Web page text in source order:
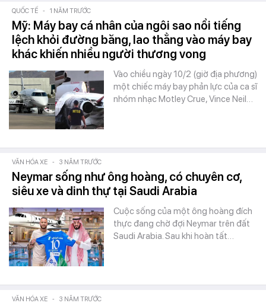
QUỐC TẾ - 1 NĂM TRƯỚC
Mỹ: Máy bay cá nhân của ngôi sao nổi tiếng
lệch khỏi đường băng, lao thẳng vào máy bay
khác khiến nhiều người thương vong
Vào chiều ngày 10/2 (giờ địa phương)
một chiếc máy bay phản lực của ca sĩ
nhóm nhạc Motley Crue, Vince Neil…
VĂN HÓA XE - 3 NĂM TRƯỚC
Neymar sống như ông hoàng, có chuyên cơ,
siêu xe và dinh thự tại Saudi Arabia
Cuộc sống của một ông hoàng đích
thực đang chờ đợi Neymar trên đất
Saudi Arabia. Sau khi hoàn tất…
VĂN HÓA XE - 3 NĂM TRƯỚC